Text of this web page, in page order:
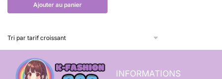
Ajouter au panier
INFORMATIONS